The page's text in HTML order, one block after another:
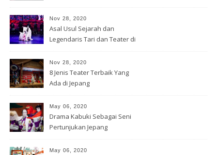
Nov 28, 2020
Asal Usul Sejarah dan
Legendaris Tari dan Teater di
Nov 28, 2020
8 Jenis Teater Terbaik Yang
Ada di Jepang
May 06, 2020
Drama Kabuki Sebagai Seni
Pertunjukan Jepang
May 06, 2020